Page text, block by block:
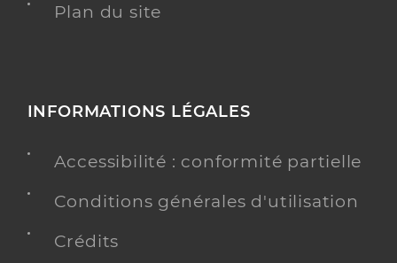
Plan du site
INFORMATIONS LÉGALES
Accessibilité : conformité partielle
Conditions générales d'utilisation
Crédits